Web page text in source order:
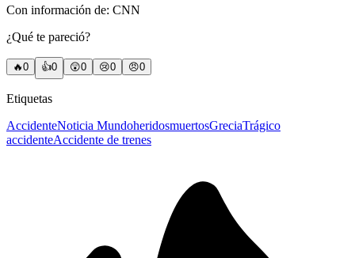
Con información de: CNN
¿Qué te pareció?
🔥0 👍0 😲0 😢0 😠0
Etiquetas
AccidenteNoticia MundoheridosmuertosGreciaTrágico
accidenteAccidente de trenes